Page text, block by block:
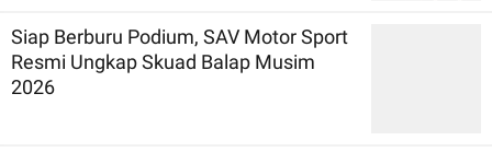
Siap Berburu Podium, SAV Motor Sport
Resmi Ungkap Skuad Balap Musim
2026